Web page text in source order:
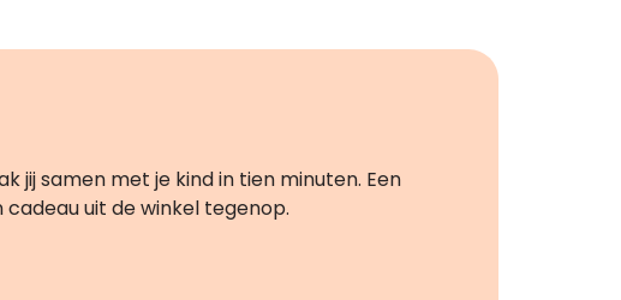
jij samen met je kind in tien minuten. Een
uit de winkel tegenop.